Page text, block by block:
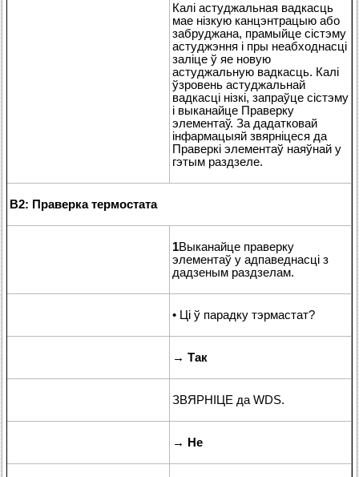
Калі астуджальная вадкасць
мае нізкую канцэнтрацыю або
забруджана, прамыйце сістэму
астуджэння і пры неабходнасці
заліце ў яе новую
астуджальную вадкасць. Калі
ўзровень астуджальнай
вадкасці нізкі, запраўце сістэму
і выканайце Праверку
элементаў. За дадатковай
інфармацыяй звярніцеся да
Праверкі элементаў наяўнай у
гэтым раздзеле.
B2: Праверка термостата
1Выканайце праверку
элементаў у адпаведнасці з
дадзеным раздзелам.
• Ці ў парадку тэрмастат?
→ Так
ЗВЯРНІЦЕ да WDS.
→ Не